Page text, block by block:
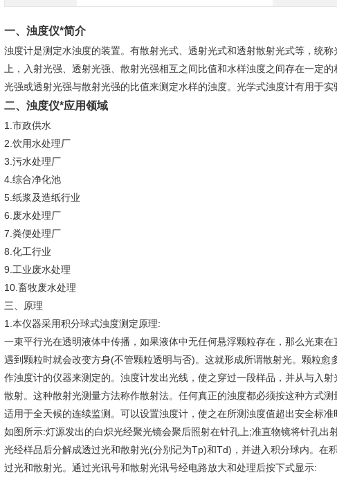
一、 浊度仪*简介
浊度计是测定水浊度的装置。有散射光式、透射光式和透射散射光式等，统
上，入射光强、透射光强、散射光强相互之间比值和水样浊度之间存在一定
光强或透射光强与散射光强的比值来测定水样的浊度。光学式浊度计有用于实
二、 浊度仪*应用领域
1.市政供水
2.饮用水处理厂
3.污水处理厂
4.综合净化池
5.纸浆及造纸行业
6.废水处理厂
7.粪便处理厂
8.化工行业
9.工业废水处理
10.畜牧废水处理
三、原理
1.本仪器采用积分球式浊度测定原理:
一束平行光在透明液体中传播，如果液体中无任何悬浮颗粒存在，那么光束
遇到颗粒时就会改变方身(不管颗粒透明与否)。这就形成所谓散射光。颗粒
作浊度计的仪器来测定的。浊度计发出光线，使之穿过一段样品，并从与入
散射。这种散射光测量方法称作散射法。任何真正的浊度都必须按这种方式
适用于全天候的连续监测。可以设置浊度计，使之在所测浊度值超出安全标准
如图所示:灯源发出的白炽光经聚光镜会聚后照射在针孔上;准直物镜将针孔出
光经样品后分解成透过光和散射光(分别记为Tp)和Td)，并进入积分球内。在
过光和散射光。通过光讯号和散射光讯号经电路放大和处理后按下式显示: